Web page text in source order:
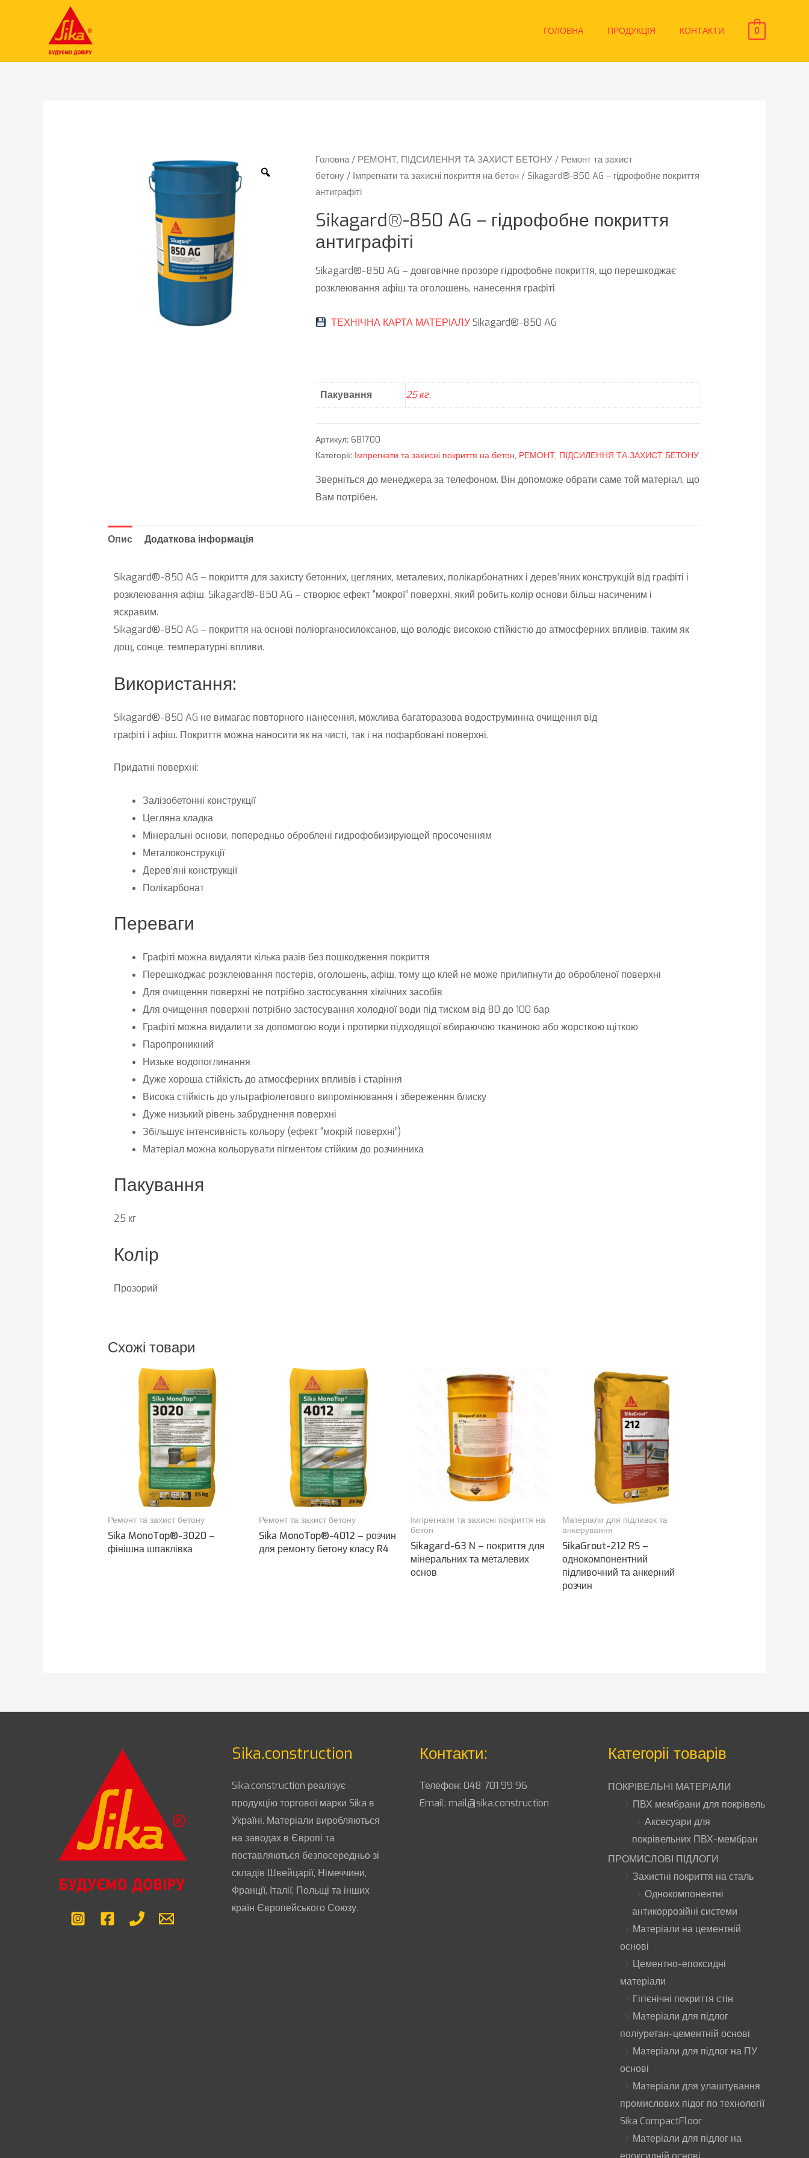
ГОЛОВНА ПРОДУКЦІЯ КОНТАКТИ 0
Головна/ РЕМОНТ, ПІДСИЛЕННЯ ТА ЗАХИСТ БЕТОНУ / Ремонт та захист
бетону / Імпрегнати та захисні покриття на бетон / Sikagard®-850 AG – гідрофобне покриття
антиграфіті
Sikagard®-850 AG – гідрофобне покриття
антиграфіті
Sikagard®-850 AG – довговічне прозоре гідрофобне покриття, що перешкоджає
розклеювання афіш та оголошень, нанесення графіті
ТЕХНІЧНА КАРТА МАТЕРІАЛУSikagard®-850 AG
Пакування 25 кг.
Артикул: 681700
Категорії: Імпрегнати та захисні покриття на бетон, РЕМОНТ, ПІДСИЛЕННЯ ТА ЗАХИСТ БЕТОНУ
Зверніться до менеджера за телефоном. Він допоможе обрати саме той матеріал, що
Вам потрібен.
Опис Додаткова інформація
Sikagard®-850 AG – покриття для захисту бетонних, цегляних, металевих, полікарбонатних і дерев’яних конструкцій від графіті і
розклеювання афіш. Sikagard®-850 AG – створює ефект “мокрої” поверхні, який робить колір основи більш насиченим і
яскравим.
Sikagard®-850 AG – покриття на основі поліорганосилоксанов, що володіє високою стійкістю до атмосферних впливів, таким як
дощ, сонце, температурні впливи.
Використання:
Sikagard®-850 AG не вимагає повторного нанесення, можлива багаторазова водоструминна очищення від
графіті і афіш. Покриття можна наносити як на чисті, так і на пофарбовані поверхні.
Придатні поверхні:
Залізобетонні конструкції
Цегляна кладка
Мінеральні основи, попередньо оброблені гидрофобизирующей просоченням
Металоконструкції
Дерев’яні конструкції
Полікарбонат
Переваги
Графіті можна видаляти кілька разів без пошкодження покриття
Перешкоджає розклеювання постерів, оголошень, афіш, тому що клей не може прилипнути до обробленої поверхні
Для очищення поверхні не потрібно застосування хімічних засобів
Для очищення поверхні потрібно застосування холодної води під тиском від 80 до 100 бар
Графіті можна видалити за допомогою води і протирки підходящої вбираючою тканиною або жорсткою щіткою
Паропроникний
Низьке водопоглинання
Дуже хороша стійкість до атмосферних впливів і старіння
Висока стійкість до ультрафіолетового випромінювання і збереження блиску
Дуже низький рівень забруднення поверхні
Збільшує інтенсивність кольору (ефект “мокрій поверхні”)
Матеріал можна кольорувати пігментом стійким до розчинника
Пакування
25 кг
Колір
Прозорий
Схожі товари
Ремонт та захист бетону
Sika MonoTop®-3020 –
фінішна шпаклівка
Ремонт та захист бетону
Sika MonoTop®-4012 – розчин
для ремонту бетону класу R4
Імпрегнати та захисні покриття на
бетон
Sikagard-63 N – покриття для
мінеральних та металевих
основ
Матеріали для підливок та
анкерування
SikaGrout-212 RS –
однокомпонентний
підливочний та анкерний
розчин
Sika.construction
Sika.construction реалізує
продукцію торгової марки Sika в
Україні. Матеріали виробляються
на заводах в Європі та
поставляються безпосередньо зі
складів Швейцарії, Німеччини,
Франції, Італії, Польщі та інших
країн Європейського Союзу.
Контакти:
Телефон: 048 701 99 96
Email: mail@sika.construction
Категоріі товарів
ПОКРІВЕЛЬНІ МАТЕРІАЛИ
ПВХ мембрани для покрівель
Аксесуари для
покрівельних ПВХ-мембран
ПРОМИСЛОВІ ПІДЛОГИ
Захистні покриття на сталь
Однокомпонентні
антикоррозійні системи
Матеріали на цементній
основі
Цементно-епоксидні
матеріали
Гігієнічні покриття стін
Матеріали для підлог
поліуретан-цементній основі
Матеріали для підлог на ПУ
основі
Матеріали для улаштування
промислових підог по технології
Sika CompactFloor
Матеріали для підлог на